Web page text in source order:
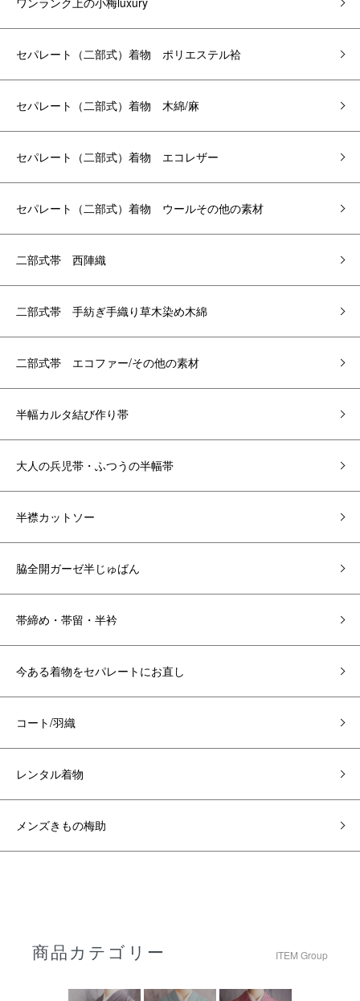
セパレート（二部式）着物 ポリエステル袷
セパレート（二部式）着物 木綿/麻
セパレート（二部式）着物 エコレザー
セパレート（二部式）着物 ウールその他の素材
二部式帯 西陣織
二部式帯 手紡ぎ手織り草木染め木綿
二部式帯 エコファー/その他の素材
半幅カルタ結び作り帯
大人の兵児帯・ふつうの半幅帯
半襟カットソー
脇全開ガーゼ半じゅばん
帯締め・帯留・半衿
今ある着物をセパレートにお直し
コート/羽織
レンタル着物
メンズきもの梅助
商品カテゴリー ITEM Group